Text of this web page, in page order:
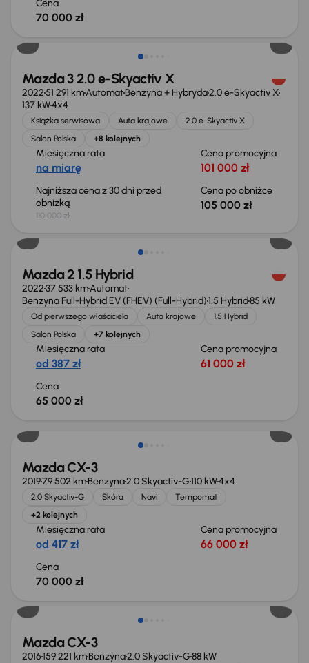
Cena
70 000 zł
Mazda 3 2.0 e-Skyactiv X
202251 291 kmAutomatBenzyna + Hybryda2.0 e-Skyactiv X
137 kW4x4
Książka serwisowa Auta krajowe
2.0 e-Skyactiv X
Salon Polska
+8 kolejnych
Miesięczna rata
na miarę
Cena promocyjna
101 000 zł
Najniższa cena z 30 dni przed
obniżką
110 000 zł
Cena po obniżce
105 000 zł
Świeżo skupione
Mazda 2 1.5 Hybrid
202237 533 kmAutomat
Benzyna Full-Hybrid EV (FHEV) (Full-Hybrid)1.5 Hybrid85 kW
Od pierwszego właściciela Auta krajowe
1.5 Hybrid
Salon Polska
+7 kolejnych
Miesięczna rata
od 387 zł
Cena promocyjna
61 000 zł
Cena
65 000 zł
Mazda CX-3
201979 502 kmBenzyna2.0 Skyactiv-G110 kW4x4
2.0 Skyactiv-G Skóra Navi
Tempomat
+2 kolejnych
Miesięczna rata
od 417 zł
Cena promocyjna
66 000 zł
Cena
70 000 zł
Mazda CX-3
2016159 221 kmBenzyna2.0 Skyactiv-G88 kW